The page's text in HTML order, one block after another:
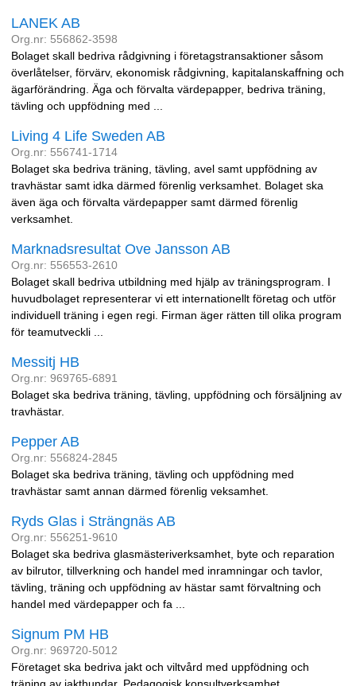
LANEK AB
Org.nr: 556862-3598
Bolaget skall bedriva rådgivning i företagstransaktioner såsom
överlåtelser, förvärv, ekonomisk rådgivning, kapitalanskaffning och
ägarförändring. Äga och förvalta värdepapper, bedriva träning,
tävling och uppfödning med ...
Living 4 Life Sweden AB
Org.nr: 556741-1714
Bolaget ska bedriva träning, tävling, avel samt uppfödning av
travhästar samt idka därmed förenlig verksamhet. Bolaget ska
även äga och förvalta värdepapper samt därmed förenlig
verksamhet.
Marknadsresultat Ove Jansson AB
Org.nr: 556553-2610
Bolaget skall bedriva utbildning med hjälp av träningsprogram. I
huvudbolaget representerar vi ett internationellt företag och utför
individuell träning i egen regi. Firman äger rätten till olika program
för teamutveckli ...
Messitj HB
Org.nr: 969765-6891
Bolaget ska bedriva träning, tävling, uppfödning och försäljning av
travhästar.
Pepper AB
Org.nr: 556824-2845
Bolaget ska bedriva träning, tävling och uppfödning med
travhästar samt annan därmed förenlig veksamhet.
Ryds Glas i Strängnäs AB
Org.nr: 556251-9610
Bolaget ska bedriva glasmästeriverksamhet, byte och reparation
av bilrutor, tillverkning och handel med inramningar och tavlor,
tävling, träning och uppfödning av hästar samt förvaltning och
handel med värdepapper och fa ...
Signum PM HB
Org.nr: 969720-5012
Företaget ska bedriva jakt och viltvård med uppfödning och